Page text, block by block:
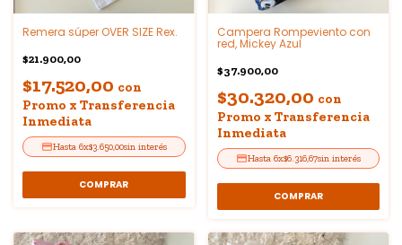
Remera súper OVER SIZE Rex.
$21.900,00
$17.520,00 con
Promo x Transferencia
Inmediata
6x$3.650,00sin interés
COMPRAR
Campera Rompeviento con
red, Mickey Azul
$37.900,00
$30.320,00 con
Promo x Transferencia
Inmediata
6x$6.316,67sin interés
COMPRAR